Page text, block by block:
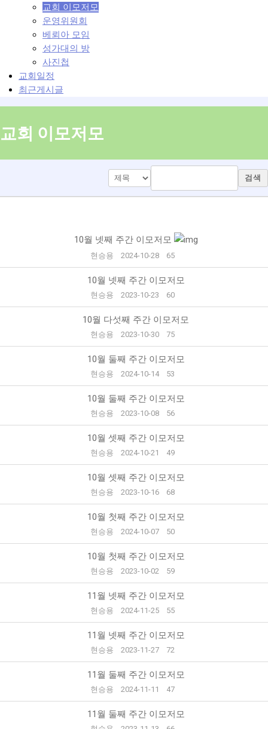
교회 이모저모
운영위원회
베뢰아 모임
성가대의 방
사진첩
교회일정
최근게시글
교회 이모저모
검색
10월 넷째 주간 이모저모
현승용 2024-10-28 65
10월 넷째 주간 이모저모
현승용 2023-10-23 60
10월 다섯째 주간 이모저모
현승용 2023-10-30 75
10월 둘째 주간 이모저모
현승용 2024-10-14 53
10월 둘째 주간 이모저모
현승용 2023-10-08 56
10월 셋째 주간 이모저모
현승용 2024-10-21 49
10월 셋째 주간 이모저모
현승용 2023-10-16 68
10월 첫째 주간 이모저모
현승용 2024-10-07 50
10월 첫째 주간 이모저모
현승용 2023-10-02 59
11월 넷째 주간 이모저모
현승용 2024-11-25 55
11월 넷째 주간 이모저모
현승용 2023-11-27 72
11월 둘째 주간 이모저모
현승용 2024-11-11 47
11월 둘째 주간 이모저모